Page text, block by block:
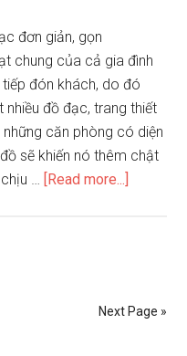
đơn giản, gọn
chung của cả gia đình
đón khách, do đó
nhiều đồ đạc, trang thiết
những căn phòng có diện
sẽ khiến nó thêm chật
… [Read more...]
phố
Next Page »